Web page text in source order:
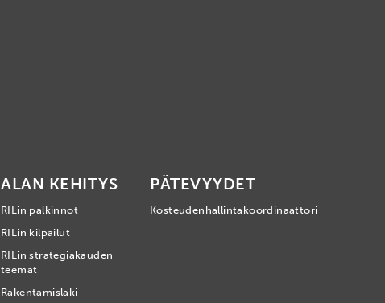
ALAN KEHITYS
RILin palkinnot
RILin kilpailut
RILin strategiakauden
teemat
Rakentamislaki
PÄTEVYYDET
Kosteudenhallintakoordinaattori